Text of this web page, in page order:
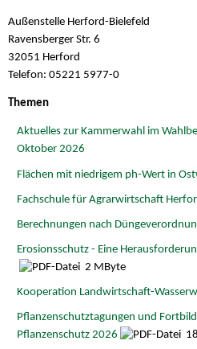
Außenstelle Herford-Bielefeld
Ravensberger Str. 6
32051 Herford
Telefon: 05221 5977-0
Themen
Aktuelles zur Kammerwahl im
Oktober 2026
Flächen mit niedrigem ph-Wert in
Fachschule für Agrarwirtschaft
Berechnungen nach
Erosionsschutz - Eine
2 MByte
Kooperation Landwirtschaft-
Pflanzenschutztagungen und
Pflanzenschutz 2026